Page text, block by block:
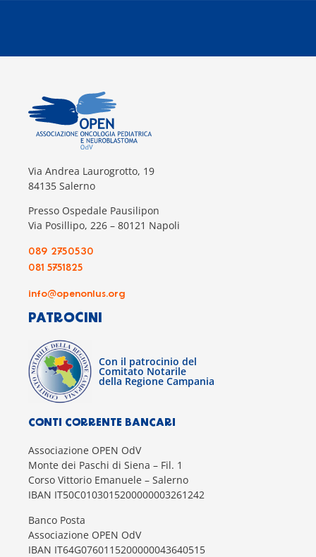
Via Andrea Laurogrotto, 19
84135 Salerno
Presso Ospedale Pausilipon
Via Posillipo, 226 – 80121 Napoli
089 2750530
081 5751825
info@openonlus.org
PATROCINI
Con il patrocinio del
Comitato Notarile
della Regione Campania
CONTI CORRENTE BANCARI
Associazione OPEN OdV
Monte dei Paschi di Siena – Fil. 1
Corso Vittorio Emanuele – Salerno
IBAN IT50C0103015200000003261242
Banco Posta
Associazione OPEN OdV
IBAN IT64G0760115200000043640515